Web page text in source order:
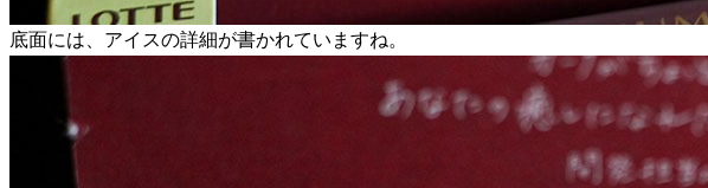
底面には、アイスの詳細が書かれていますね。